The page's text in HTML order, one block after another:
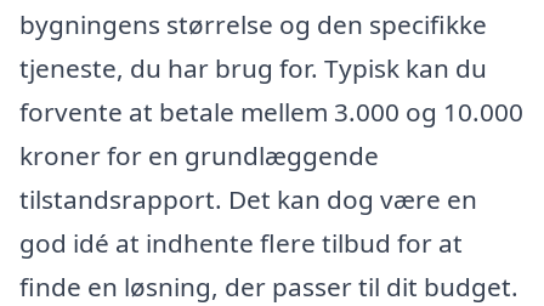
bygningens størrelse og den specifikke
tjeneste, du har brug for. Typisk kan du
forvente at betale mellem 3.000 og 10.000
kroner for en grundlæggende
tilstandsrapport. Det kan dog være en
god idé at indhente flere tilbud for at
finde en løsning, der passer til dit budget.